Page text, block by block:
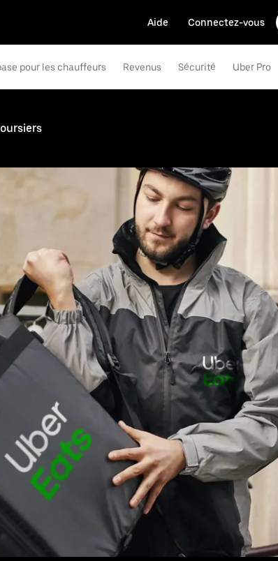
Aide Connectez-vous
pour les chauffeurs Revenus Sécurité Uber Pro